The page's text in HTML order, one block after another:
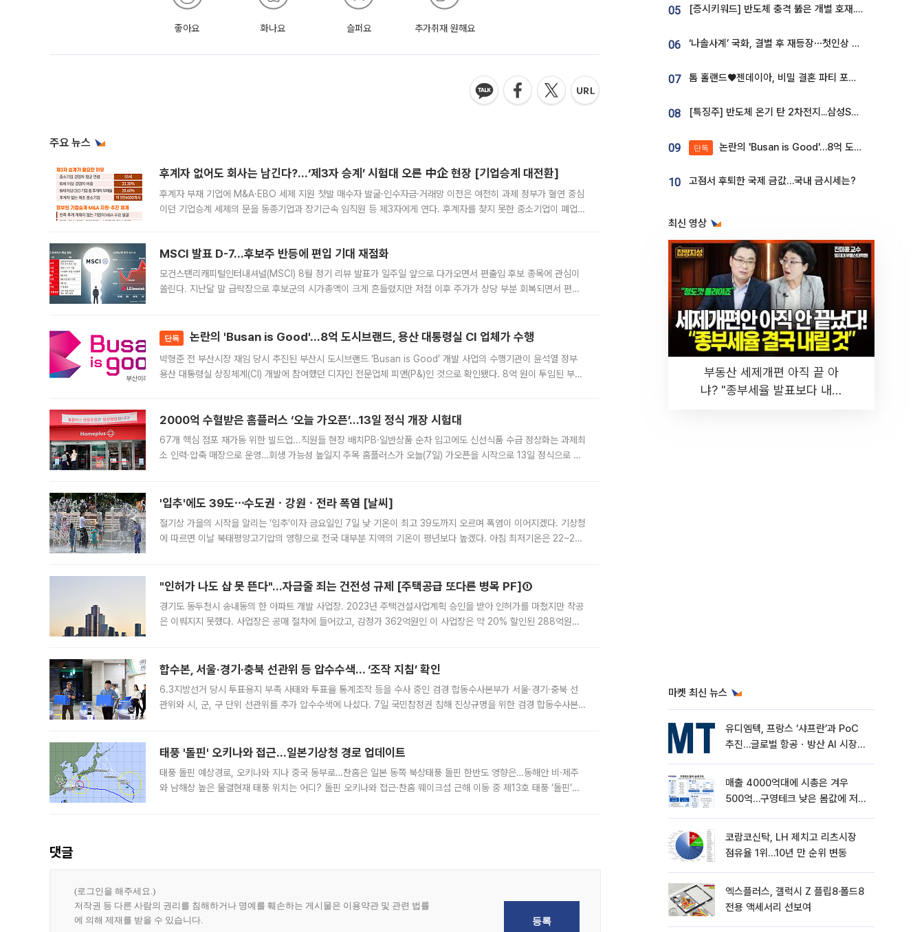
좋아요 화나요 슬퍼요 추가취재 원해요
주요 뉴스
후계자 없어도 회사는 남긴다?…‘제3자 승계’ 시험대 오른 中企 현장 [기업승계 대전환]
후계자 부재 기업에 M&A·EBO 세제 지원 첫발 매수자 발굴·인수자금·거래망 이전은 여전히 과제 정부가 혈연 중심
이던 기업승계 세제의 문을 동종기업과 장기근속 임직원 등 제3자에게 연다. 후계자를 찾지 못한 중소기업이 폐업
MSCI 발표 D-7…후보주 반등에 편입 기대 재점화
모건스탠리캐피털인터내셔널(MSCI) 8월 정기 리뷰 발표가 일주일 앞으로 다가오면서 편출입 후보 종목에 관심이
쏠린다. 지난달 말 급락장으로 후보군의 시가총액이 크게 흔들렸지만 저점 이후 주가가 상당 부분 회복되면서 편입
단독 논란의 'Busan is Good'…8억 도시브랜드, 용산 대통령실 CI 업체가 수행
박형준 전 부산시장 재임 당시 추진된 부산시 도시브랜드 ‘Busan is Good’ 개발 사업의 수행기관이 윤석열 정부
용산 대통령실 상징체계(CI) 개발에 참여했던 디자인 전문업체 피앤(P&)인 것으로 확인됐다. 8억 원이 투입된 부산
2000억 수혈받은 홈플러스 ‘오늘 가오픈’...13일 정식 개장 시험대
67개 핵심 점포 재가동 위한 빌드업...직원들 현장 배치PB·일반상품 순차 입고에도 신선식품 수급 정상화는 과제최
소 인력·압축 매장으로 운영…회생 가능성 높일지 주목 홈플러스가 오늘(7일) 가오픈을 시작으로 13일 정식으로 재
'입추'에도 39도⋯수도권ㆍ강원ㆍ전라 폭염 [날씨]
절기상 가을의 시작을 알리는 ‘입추’이자 금요일인 7일 낮 기온이 최고 39도까지 오르며 폭염이 이어지겠다. 기상청
에 따르면 이날 북태평양고기압의 영향으로 전국 대부분 지역의 기온이 평년보다 높겠다. 아침 최저기온은 22~27
"인허가 나도 삽 못 뜬다"…자금줄 죄는 건전성 규제 [주택공급 또다른 병목 PF]①
경기도 동두천시 송내동의 한 아파트 개발 사업장. 2023년 주택건설사업계획 승인을 받아 인허가를 마쳤지만 착공
은 이뤄지지 못했다. 사업장은 공매 절차에 들어갔고, 감정가 362억원인 이 사업장은 약 20% 할인된 288억원에
합수본, 서울·경기·충북 선관위 등 압수수색… ‘조작 지침’ 확인
6.3지방선거 당시 투표용지 부족 사태와 투표율 통계조작 등을 수사 중인 검경 합동수사본부가 서울·경기·충북 선
관위와 시, 군, 구 단위 선관위를 추가 압수수색에 나섰다. 7일 국민참정권 침해 진상규명을 위한 검경 합동수사본
태풍 '돌핀' 오키나와 접근…일본기상청 경로 업데이트
태풍 돌핀 예상경로, 오키나와 지나 중국 동부로…찬홈은 일본 동쪽 북상태풍 돌핀 한반도 영향은…동해안 비·제주
와 남해상 높은 물결현재 태풍 위치는 어디? 돌핀 오키나와 접근·찬홈 웨이크섬 근해 이동 중 제13호 태풍 ‘돌핀’이
댓글
05 [증시키워드] 반도체 충격 뚫은 개별 호재...포스코퓨처엠·에코프로·한화솔루션 '눈길'
06 ‘나솔사계’ 국화, 결별 후 재등장⋯첫인상 투표 휩쓸고 ‘인기녀’ 등극
07 톰 홀랜드♥젠데이아, 비밀 결혼 파티 포착⋯호텔 대관비만 9억
08 [특징주] 반도체 온기 탄 2차전지...삼성SDI, 장 초반 7% 넘게 껑충
09 단독 논란의 'Busan is Good'…8억 도시브랜드, 용산 대통령실 CI 업체가 수행
10 고점서 후퇴한 국제 금값…국내 금시세는?
최신 영상
부동산 세제개편 아직 끝 아
냐? "종부세율 발표보다 내릴
마켓 최신 뉴스
유디엠텍, 프랑스 ‘샤프란’과 PoC
추진…글로벌 항공ㆍ방산 AI 시장
매출 4000억대에 시총은 겨우
500억…구영테크 낮은 몸값에 저가
코람코신탁, LH 제치고 리츠시장
점유율 1위…10년 만 순위 변동
엑스플러스, 갤럭시 Z 플립8·폴드8
전용 액세서리 선보여